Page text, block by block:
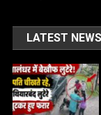
LATEST NEWS